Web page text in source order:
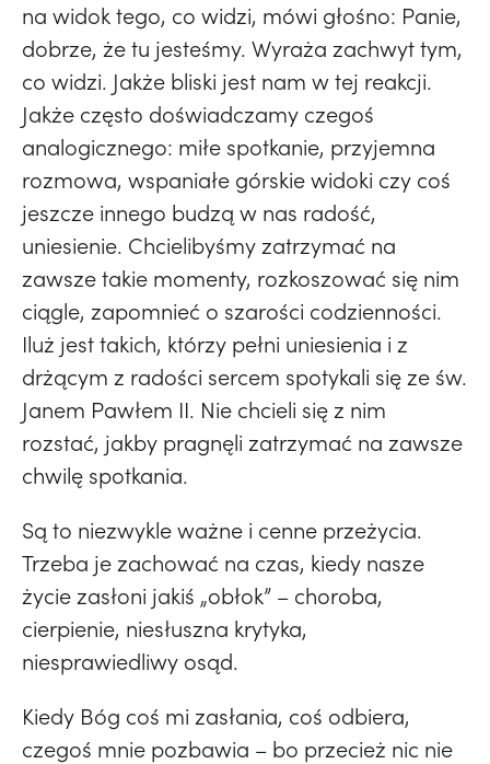
na widok tego, co widzi, mówi głośno: Panie,
dobrze, że tu jesteśmy. Wyraża zachwyt tym,
co widzi. Jakże bliski jest nam w tej reakcji.
Jakże często doświadczamy czegoś
analogicznego: miłe spotkanie, przyjemna
rozmowa, wspaniałe górskie widoki czy coś
jeszcze innego budzą w nas radość,
uniesienie. Chcielibyśmy zatrzymać na
zawsze takie momenty, rozkoszować się nim
ciągle, zapomnieć o szarości codzienności.
Iluż jest takich, którzy pełni uniesienia i z
drżącym z radości sercem spotykali się ze św.
Janem Pawłem II. Nie chcieli się z nim
rozstać, jakby pragnęli zatrzymać na zawsze
chwilę spotkania.
Są to niezwykle ważne i cenne przeżycia.
Trzeba je zachować na czas, kiedy nasze
życie zasłoni jakiś „obłok” – choroba,
cierpienie, niesłuszna krytyka,
niesprawiedliwy osąd.
Kiedy Bóg coś mi zasłania, coś odbiera,
czegoś mnie pozbawia – bo przecież nic nie